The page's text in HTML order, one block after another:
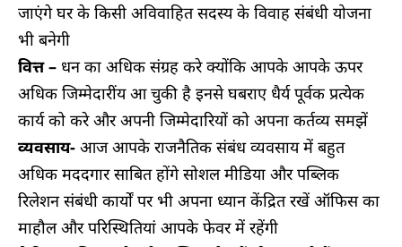
जाएंगे घर के किसी अविवाहित सदस्य के विवाह संबंधी योजना
भी बनेगी
वित्त – धन का अधिक संग्रह करे क्योंकि आपके आपके ऊपर
अधिक जिम्मेदारींय आ चुकी है इनसे घबराए धैर्य पूर्वक प्रत्येक
कार्य को करे और अपनी जिम्मेदारियों को अपना कर्तव्य समझें
व्यवसाय- आज आपके राजनैतिक संबंध व्यवसाय में बहुत
अधिक मददगार साबित होंगे सोशल मीडिया और पब्लिक
रिलेशन संबंधी कार्यों पर भी अपना ध्यान केंद्रित रखें ऑफिस का
माहौल और परिस्थितियां आपके फेवर में रहेंगी